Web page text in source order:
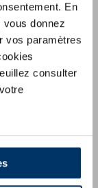
En
donnez
vos paramètres
consulter